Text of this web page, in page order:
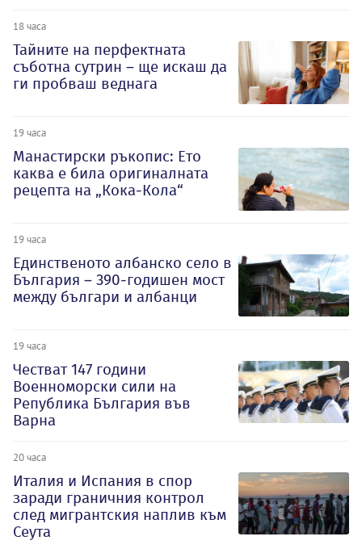
18 часа
Тайните на перфектната
съботна сутрин – ще искаш да
ги пробваш веднага
19 часа
Манастирски ръкопис: Ето
каква е била оригиналната
рецепта на „Кока-Кола“
19 часа
Единственото албанско село в
България – 390-годишен мост
между българи и албанци
19 часа
Честват 147 години
Военноморски сили на
Република България във
Варна
20 часа
Италия и Испания в спор
заради граничния контрол
след мигрантския наплив към
Сеута